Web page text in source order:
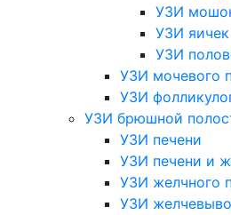
УЗИ
УЗИ яичек
УЗИ
УЗИ мочевого
УЗИ
УЗИ брюшной
УЗИ печени
УЗИ печени и
УЗИ желчного
УЗИ